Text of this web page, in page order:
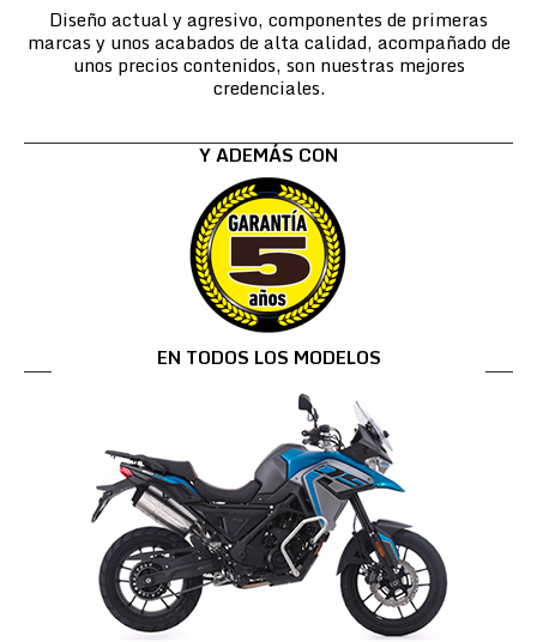
Diseño actual y agresivo, componentes de primeras
marcas y unos acabados de alta calidad, acompañado de
unos precios contenidos, son nuestras mejores
credenciales.
Y ADEMÁS CON
EN TODOS LOS MODELOS